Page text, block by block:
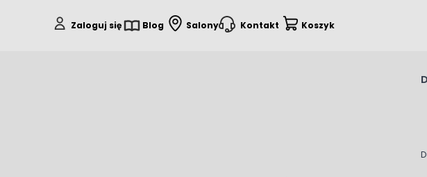
Zaloguj się Blog Salony Kontakt Koszyk